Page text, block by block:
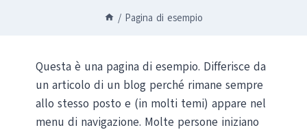
/ Pagina di esempio
Questa è una pagina di esempio. Differisce da
un articolo di un blog perché rimane sempre
allo stesso posto e (in molti temi) appare nel
menu di navigazione. Molte persone iniziano